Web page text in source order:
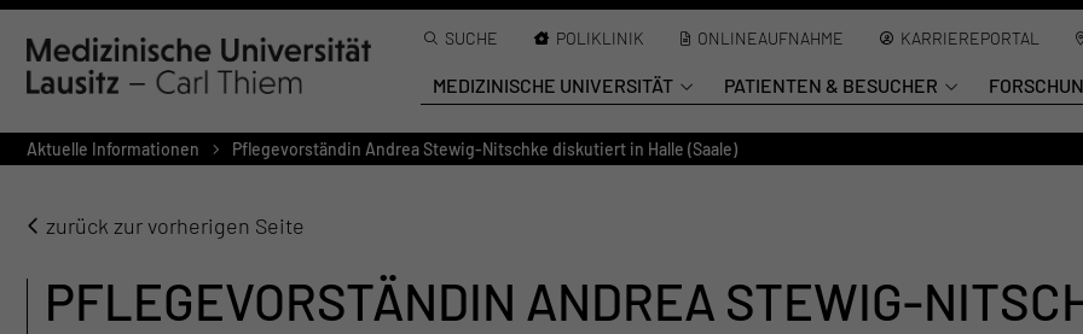
SUCHE POLIKLINIK ONLINEAUFNAHME KARRIEREPORTAL
MEDIZINISCHE UNIVERSITÄT PATIENTEN & BESUCHER
Aktuelle Informationen Pflegevorständin Andrea Stewig-Nitschke diskutiert in Halle (Saale)
zurück zur vorherigen Seite
PFLEGEVORSTÄNDIN ANDREA STEWIG-